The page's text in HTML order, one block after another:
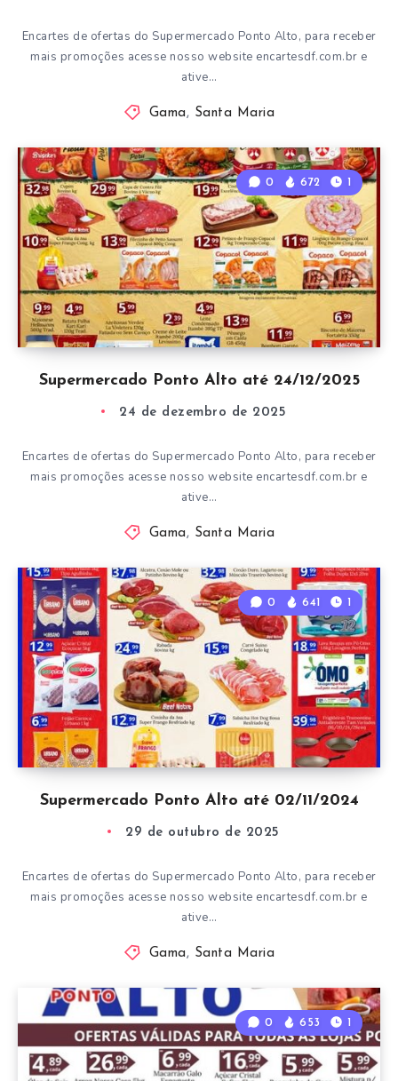
Encartes de ofertas do Supermercado Ponto Alto, para receber
mais promoções acesse nosso website encartesdf.com.br e
ative…
Gama , Santa Maria
Supermercado Ponto Alto até 24/12/2025
0 672 1
24 de dezembro de 2025
Encartes de ofertas do Supermercado Ponto Alto, para receber
mais promoções acesse nosso website encartesdf.com.br e
ative…
Gama , Santa Maria
Supermercado Ponto Alto até 02/11/2024
0 641 1
29 de outubro de 2025
Encartes de ofertas do Supermercado Ponto Alto, para receber
mais promoções acesse nosso website encartesdf.com.br e
ative…
Gama , Santa Maria
0 653 1